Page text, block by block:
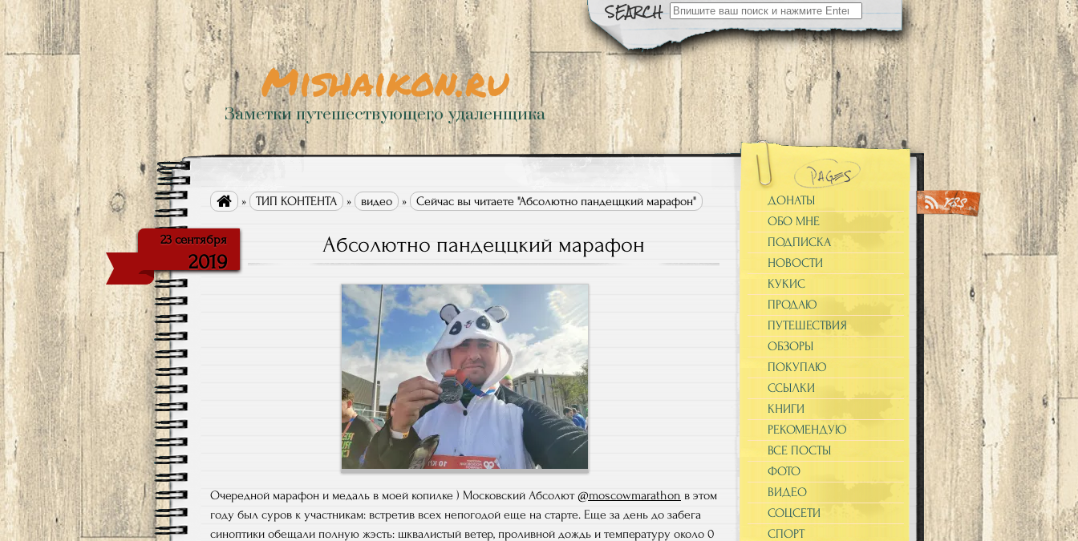
Искать:
Mishaikon.ru
Заметки путешествующего удаленщика
 » ТИП КОНТЕНТА » видео » Сейчас вы читаете "Абсолютно пандеццкий марафон"
23 сентября
2019
Абсолютно пандеццкий марафон
Очередной марафон и медаль в моей копилке ) Московский Абсолют@moscowmarathon в этом
году был суров к участникам: встретив всех непогодой еще на старте. Еще за день до забега
синоптики обещали полную жэсть: шквалистый ветер, проливной дождь и температуру около 0
ДОНАТЫ
ОБО МНЕ
ПОДПИСКА
НОВОСТИ
КУКИС
ПРОДАЮ
ПУТЕШЕСТВИЯ
ОБЗОРЫ
ПОКУПАЮ
ССЫЛКИ
КНИГИ
РЕКОМЕНДУЮ
ВСЕ ПОСТЫ
ФОТО
ВИДЕО
СОЦСЕТИ
СПОРТ